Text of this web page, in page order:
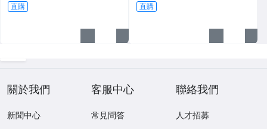
直購 直購
關於我們
新聞中心
客服中心
常見問答
聯絡我們
人才招募